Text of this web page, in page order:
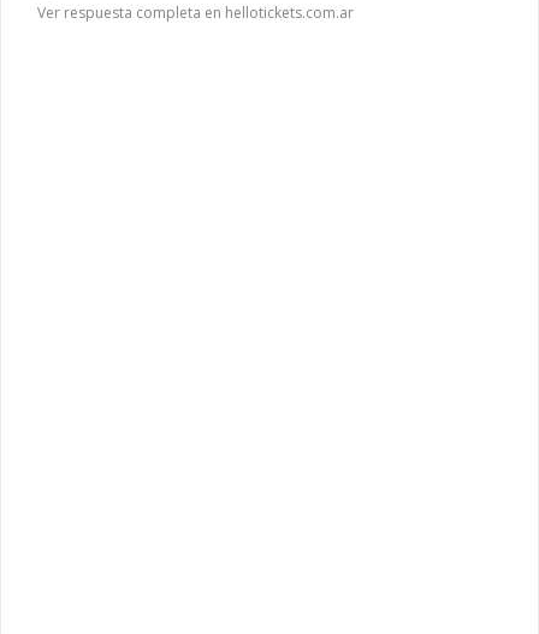
Ver respuesta completa en hellotickets.com.ar